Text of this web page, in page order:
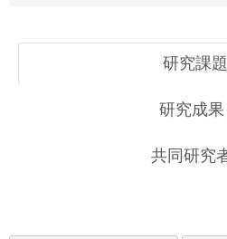
研究課題
研究成果
共同研究